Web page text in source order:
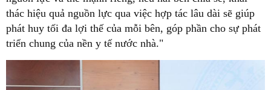
thác hiệu quả nguồn lực qua việc hợp tác lâu dài sẽ giúp
phát huy tối đa lợi thế của mỗi bên, góp phần cho sự phát
triển chung của nền y tế nước nhà."